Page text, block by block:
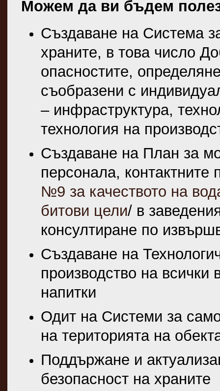
Можем да ви бъдем
Създаване на Система
храните, в това число
опасностите,
съобразени с
– инфраструктура,
технология на
Създаване на План за
персонала, контактните
№9 за качеството на
битови цели/ в
консултиране по
Създаване на
производство на всички
напитки
Одит на Системи за
на територията на
Поддържане и
безопасност на храните